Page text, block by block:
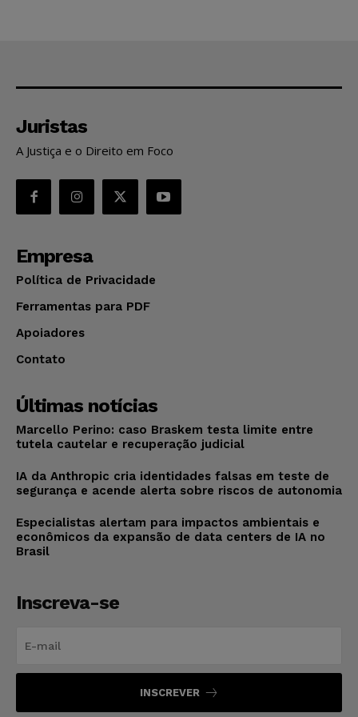
Juristas
A Justiça e o Direito em Foco
Empresa
Política de Privacidade
Ferramentas para PDF
Apoiadores
Contato
Últimas notícias
Marcello Perino: caso Braskem testa limite entre
tutela cautelar e recuperação judicial
IA da Anthropic cria identidades falsas em teste de
segurança e acende alerta sobre riscos de autonomia
Especialistas alertam para impactos ambientais e
econômicos da expansão de data centers de IA no
Brasil
Inscreva-se
INSCREVER